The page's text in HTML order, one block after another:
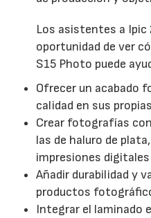
Los asistentes a Ipic
oportunidad de ver
S15 Photo puede
Ofrecer un acabado
calidad en sus
Crear fotografías
las de haluro de
impresiones digitales
Añadir durabilidad y
productos
Integrar el laminado